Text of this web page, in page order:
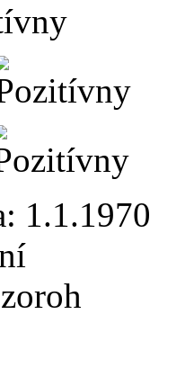
1.1.1970